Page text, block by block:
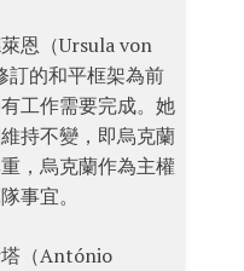
恩（Ursula von
訂的和平框架為前
工作需要完成。她
持不變，即烏克蘭
，烏克蘭作為主權
事宜。
（António